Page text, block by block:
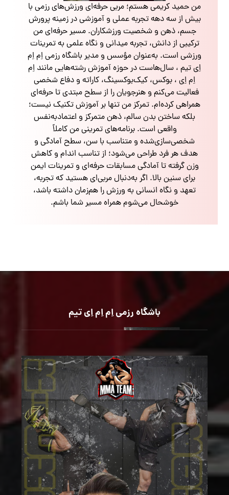
من حمید کریمی هستم؛ مربی حرفه‌ای ورزش‌های رزمی با
بیش از سه دهه تجربه عملی و آموزشی در زمینه پرورش
جسم، ذهن و شخصیت ورزشکاران. مسیر حرفه‌ای من
ترکیبی از دانش، تجربه میدانی و نگاه علمی به تمرینات
ورزشی است. به‌عنوان مؤسس و مدیر باشگاه رزمی اِم اِم
اِی تیم ، سال‌هاست در حوزه آموزش رشته‌هایی مانند اِم
اِم اِی ، بوکس، کیک‌بوکسینگ، کاراته و دفاع شخصی
فعالیت می‌کنم و هنرجویان را از سطح مبتدی تا حرفه‌ای
همراهی کرده‌ام. تمرکز من تنها بر آموزش تکنیک نیست؛
بلکه ساختن بدن سالم، ذهن متمرکز و اعتمادبه‌نفس
واقعی است. برنامه‌های تمرینی من کاملاً
شخصی‌سازی‌شده و متناسب با سن، سطح آمادگی و
هدف هر فرد طراحی می‌شود؛ از تناسب اندام و کاهش
وزن گرفته تا آمادگی مسابقات حرفه‌ای و تمرینات ایمن
برای سنین بالا. اگر به‌دنبال مربی‌ای هستید که تجربه،
تعهد و نگاه انسانی به ورزش را هم‌زمان داشته باشد،
خوشحال می‌شوم همراه مسیر شما باشم.
باشگاه رزمی اِم اِم اِی تیم